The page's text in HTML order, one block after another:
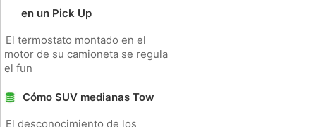
en un Pick Up
El termostato montado en el
motor de su camioneta se regula
el fun
Cómo SUV medianas Tow
El desconocimiento de los